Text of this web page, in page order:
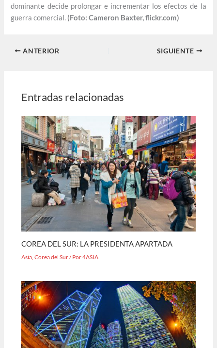
dominante decide prolongar e incrementar los efectos de la
guerra comercial. (Foto: Cameron Baxter, flickr.com)
ANTERIOR SIGUIENTE
Entradas relacionadas
COREA DEL SUR: LA PRESIDENTA APARTADA
Asia,Corea del Sur/ Por4ASIA